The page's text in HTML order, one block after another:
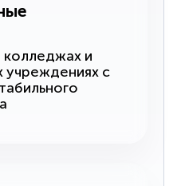
колледжах и
учреждениях с